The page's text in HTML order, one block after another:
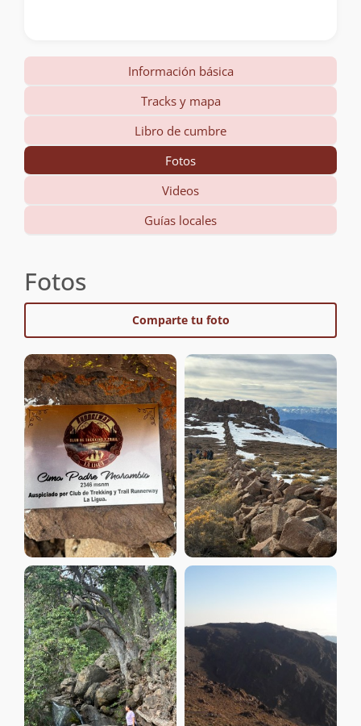
Información básica
Tracks y mapa
Libro de cumbre
Fotos
Videos
Guías locales
Fotos
Comparte tu foto